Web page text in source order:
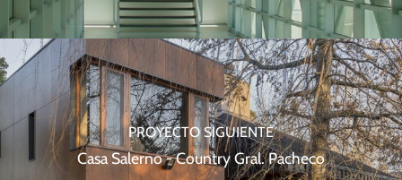
PROYECTO SIGUIENTE
Casa Salerno - Country Gral. Pacheco